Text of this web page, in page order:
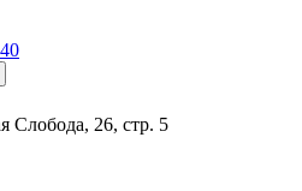
Слобода, 26, стр. 5